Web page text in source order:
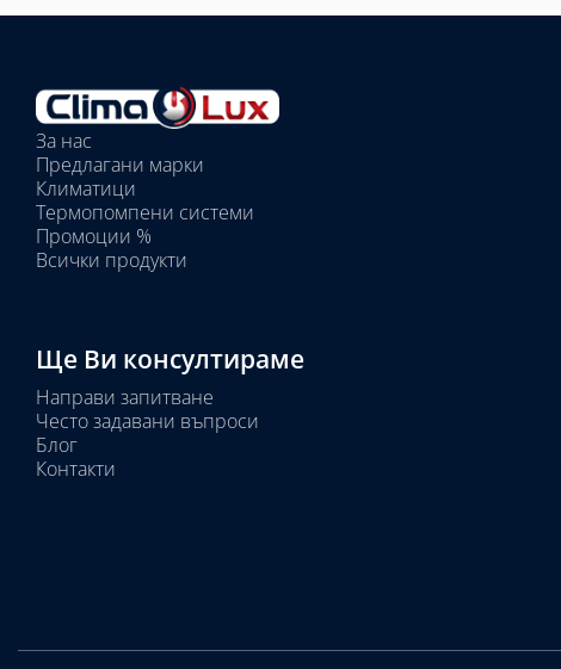
Избрани
вътрешни
тела:
Избрано
тяло:
За нас
Предлагани марки
Климатици
Термопомпени системи
Промоции %
Всички продукти
Ще Ви консултираме
Направи запитване
Често задавани въпроси
Блог
Контакти